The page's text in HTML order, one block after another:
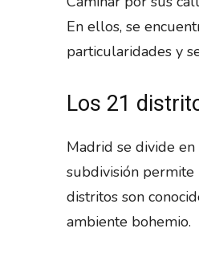
En ellos, se
particularidades y
Los 21
Madrid se divide en
subdivisión permite
distritos son
ambiente bohemio.